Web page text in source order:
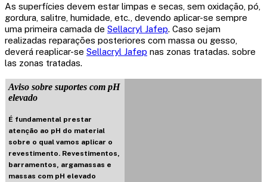
As superfícies devem estar limpas e secas, sem oxidação, pó,
gordura, salitre, humidade, etc., devendo aplicar-se sempre
uma primeira camada de Sellacryl Jafep. Caso sejam
realizadas reparações posteriores com massa ou gesso,
deverá reaplicar-se Sellacryl Jafep nas zonas tratadas. sobre
las zonas tratadas.
Aviso sobre suportes com pH
elevado
É fundamental prestar
atenção ao pH do material
sobre o qual vamos aplicar o
revestimento. Revestimentos,
barramentos, argamassas e
massas com pH elevado